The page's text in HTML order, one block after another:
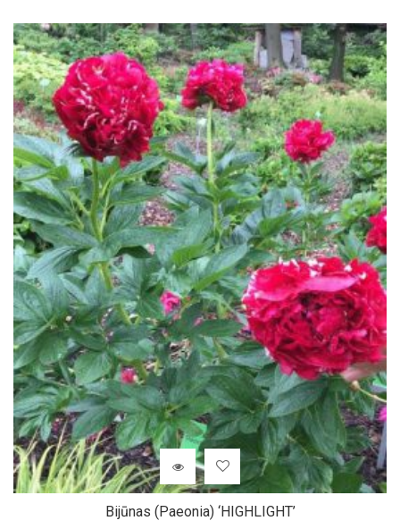
Bijūnas (Paeonia) ‘HIGHLIGHT’